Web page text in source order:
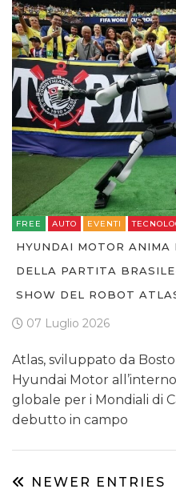
FREE AUTO EVENTI
HYUNDAI MOTOR
DELLA PARTITA
SHOW DEL ROBOT
07 Luglio 2026
Atlas, sviluppato da
Hyundai Motor
globale per i Mondiali di
debutto in campo
NEWER ENTRIES